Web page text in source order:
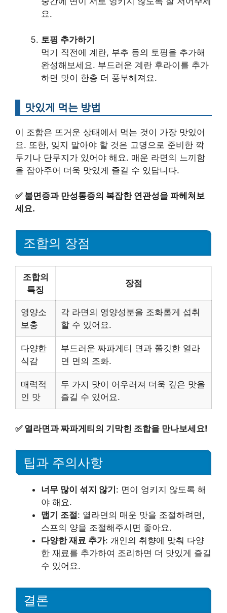
요.
토핑 추가하기
먹기 직전에 계란, 부추 등의 토핑을 추가해
완성해보세요. 부드러운 계란 후라이를 추가
하면 맛이 한층 더 풍부해져요.
맛있게 먹는 방법
이 조합은 뜨거운 상태에서 먹는 것이 가장 맛있어
요. 또한, 잊지 말아야 할 것은 고명으로 준비한 깍
두기나 단무지가 있어야 해요. 매운 라면의 느끼함
을 잡아주어 더욱 맛있게 즐길 수 있답니다.
✅ 불면증과 만성통증의 복잡한 연관성을 파헤쳐보
세요.
조합의 장점
조합의
특징
장점
영양소
보충
각 라면의 영양성분을 조화롭게 섭취
할 수 있어요.
다양한
식감
부드러운 짜파게티 면과 쫄깃한 열라
면 면의 조화.
매력적
인 맛
두 가지 맛이 어우러져 더욱 깊은 맛을
즐길 수 있어요.
✅ 열라면과 짜파게티의 기막힌 조합을 만나보세요!
팁과 주의사항
너무 많이 섞지 않기 : 면이 엉키지 않도록 해
야 해요.
맵기 조절: 열라면의 매운 맛을 조절하려면,
스프의 양을 조절해주시면 좋아요.
다양한 재료 추가: 개인의 취향에 맞춰 다양
한 재료를 추가하여 조리하면 더 맛있게 즐길
수 있어요.
결론